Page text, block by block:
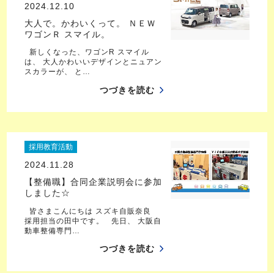
2024.12.10
大人で。かわいくって。 ＮＥＷ
ワゴンＲ スマイル。
新しくなった、ワゴンR スマイル
は、 大人かわいいデザインとニュアン
スカラーが、 と…
つづきを読む
採用教育活動
2024.11.28
【整備職】合同企業説明会に参加
しました☆
皆さまこんにちは スズキ自販奈良
採用担当の田中です。 先日、 大阪自
動車整備専門…
つづきを読む